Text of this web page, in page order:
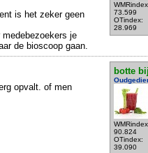
73.599
OTindex:
28.969
is het zeker geen
je
de bioscoop gaan.
botte
90.824
OTindex:
39.090
opvalt. of men